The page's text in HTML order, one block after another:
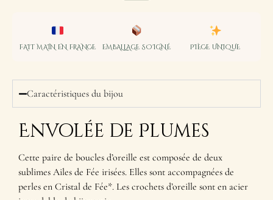
FAIT MAIN EN FRANCE EMBALLAGE SOIGNÉ PIÈCE UNIQUE
Caractéristiques du bijou
Envolée de Plumes
Cette paire de boucles d’oreille est composée de deux
sublimes Ailes de Fée irisées. Elles sont accompagnées de
perles en Cristal de Fée*. Les crochets d’oreille sont en acier